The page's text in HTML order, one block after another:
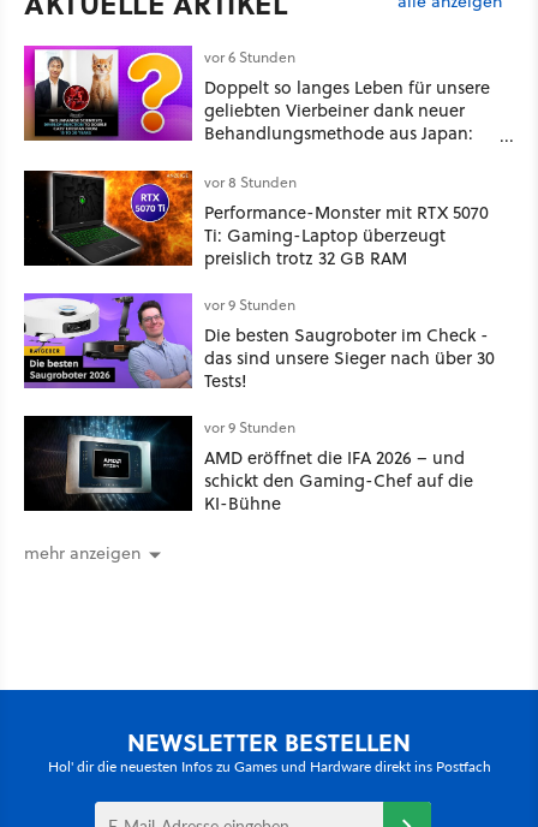
vor 6 Stunden
Doppelt so langes Leben für unsere
geliebten Vierbeiner dank neuer
Behandlungsmethode aus Japan:
Kommentare zeigt, dass es nicht so
einfach ist
vor 8 Stunden
Performance-Monster mit RTX 5070
Ti: Gaming-Laptop überzeugt
preislich trotz 32 GB RAM
vor 9 Stunden
Die besten Saugroboter im Check -
das sind unsere Sieger nach über 30
Tests!
vor 9 Stunden
AMD eröffnet die IFA 2026 – und
schickt den Gaming-Chef auf die
KI-Bühne
mehr anzeigen
NEWSLETTER BESTELLEN
Hol' dir die neuesten Infos zu Games und Hardware direkt ins Postfach